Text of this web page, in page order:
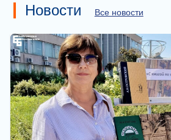
Новости Все новости